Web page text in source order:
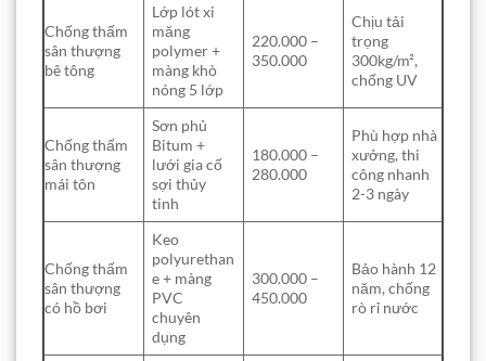
Chống thấm
sân thượng
bê tông
Lớp lót xi
măng
polymer +
màng khò
nóng 5 lớp
220.000 –
350.000
Chịu tải
trọng
300kg/m²,
chống UV
Chống thấm
sân thượng
mái tôn
Sơn phủ
Bitum +
lưới gia cố
sợi thủy
tinh
180.000 –
280.000
Phù hợp nhà
xưởng, thi
công nhanh
2-3 ngày
Chống thấm
sân thượng
có hồ bơi
Keo
polyurethan
e + màng
PVC
chuyên
dụng
300.000 –
450.000
Bảo hành 12
năm, chống
rò rỉ nước